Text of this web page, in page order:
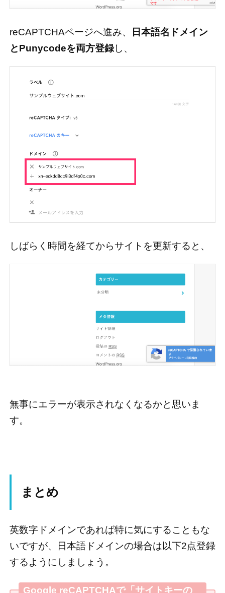
reCAPTCHAページへ進み、
日本語名ドメイン
とPunycodeを両方登録し、
しばらく時間を経てからサイトを更新すると、
無事にエラーが表示されなくなるかと思いま
す。
まとめ
英数字ドメインであれば特に気にすることもな
いですが、日本語ドメインの場合は以下2点登録
するようにしましょう。
Google reCAPTCHAで「サイトキーの